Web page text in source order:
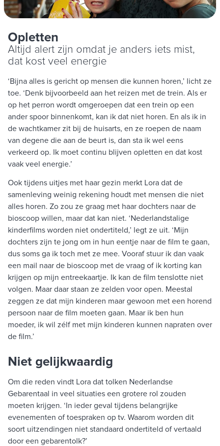
Opletten
Altijd alert zijn omdat je anders iets mist,
dat kost veel energie
‘Bijna alles is gericht op mensen die kunnen horen,’ licht ze
toe. ‘Denk bijvoorbeeld aan het reizen met de trein. Als er
op het perron wordt omgeroepen dat een trein op een
ander spoor binnenkomt, kan ik dat niet horen. En als ik in
de wachtkamer zit bij de huisarts, en ze roepen de naam
van degene die aan de beurt is, dan sta ik wel eens
verkeerd op. Ik moet continu blijven opletten en dat kost
vaak veel energie.’
Ook tijdens uitjes met haar gezin merkt Lora dat de
samenleving weinig rekening houdt met mensen die niet
alles horen. Zo zou ze graag met haar dochters naar de
bioscoop willen, maar dat kan niet. ‘Nederlandstalige
kinderfilms worden niet ondertiteld,’ legt ze uit. ‘Mijn
dochters zijn te jong om in hun eentje naar de film te gaan,
dus soms ga ik toch met ze mee. Vooraf stuur ik dan vaak
een mail naar de bioscoop met de vraag of ik korting kan
krijgen op mijn entreekaartje. Ik kan de film tenslotte niet
volgen. Maar daar staan ze zelden voor open. Meestal
zeggen ze dat mijn kinderen maar gewoon met een horend
persoon naar de film moeten gaan. Maar ik ben hun
moeder, ik wil zélf met mijn kinderen kunnen napraten over
de film.’
Niet gelijkwaardig
Om die reden vindt Lora dat tolken Nederlandse
Gebarentaal in veel situaties een grotere rol zouden
moeten krijgen. ‘In ieder geval tijdens belangrijke
evenementen of toespraken op tv. Waarom worden dit
soort uitzendingen niet standaard ondertiteld of vertaald
door een gebarentolk?’